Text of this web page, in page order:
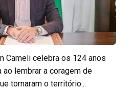
Cameli celebra os 124 anos
ao lembrar a coragem de
tornaram o território...